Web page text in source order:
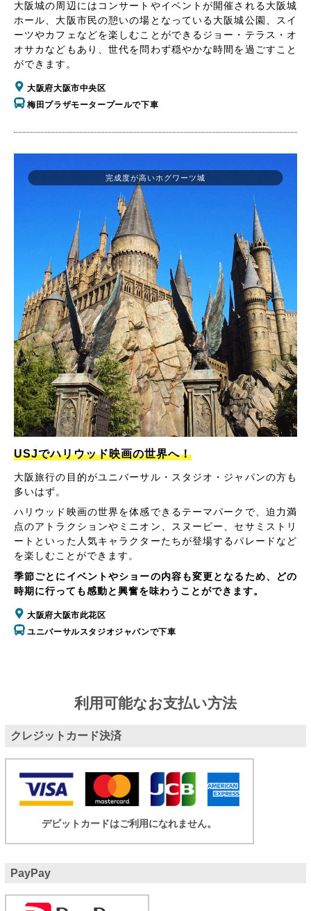
大阪城の周辺にはコンサートやイベントが開催される大阪城
ホール、大阪市民の憩いの場となっている大阪城公園、スイ
ーツやカフェなどを楽しむことができるジョー・テラス・オ
オサカなどもあり、世代を問わず穏やかな時間を過ごすこと
ができます。
大阪府大阪市中央区
梅田プラザモータープールで下車
USJでハリウッド映画の世界へ！
大阪旅行の目的がユニバーサル・スタジオ・ジャパンの方も
多いはず。
ハリウッド映画の世界を体感できるテーマパークで、迫力満
点のアトラクションやミニオン、スヌーピー、セサミストリ
ートといった人気キャラクターたちが登場するパレードなど
を楽しむことができます。
季節ごとにイベントやショーの内容も変更となるため、どの
時期に行っても感動と興奮を味わうことができます。
大阪府大阪市此花区
ユニバーサルスタジオジャパンで下車
完成度が高いホグワーツ城
利用可能なお支払い方法
クレジットカード決済
デビットカードはご利用になれません。
PayPay